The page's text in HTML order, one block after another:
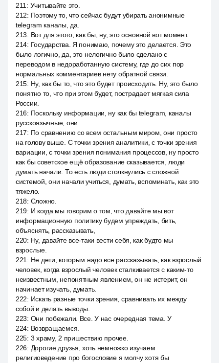
211 : Учитывайте это.
212: Поэтому то, что сейчас будут убирать анонимные
telegram каналы, да.
213: Вот для этого, как бы, ну, это основной вот момент.
214: Государства. Я понимаю, почему это делается. Это
было логично, да, это нелогично было сделано с
переводом в недоработанную систему, где до сих пор
нормальных комментариев нету обратной связи.
215: Ну, как бы то, что это будет происходить. Ну, это было
понятно то, что при этом будет, пострадает мягкая сила
России.
216: Поскольку информации, ну как бы telegram, каналы
русскоязычные, они
217: По сравнению со всем остальным миром, они просто
на голову выше. С точки зрения аналитики, с точки зрения
вариации, с точки зрения понимания процессов, ну просто
как бы советское ещё образование сказывается, люди
думать начали. То есть люди столкнулись с сложной
системой, они начали учиться, думать, вспоминать, как это
тяжело.
218: Сложно.
219: И когда мы говорим о том, что давайте мы вот
информационную политику будем упреждать, бить,
объяснять, рассказывать,
220: Ну, давайте все-таки вести себя, как будто мы
взрослые.
221 : Не дети, которым надо все рассказывать, как взрослый
человек, когда взрослый человек сталкивается с каким-то
неизвестным, непонятным явлением, он не истерит, он
начинает изучать, думать.
222: Искать разные точки зрения, сравнивать их между
собой и делать выводы.
223: Они побежали. Все. У нас очередная тема. У
224: Возвращаемся.
225: 3 храму, 2 пришествию прочее.
226: Дорогие друзья, хоть немножко изучаем
религиоведение про богословие я молчу хотя бы